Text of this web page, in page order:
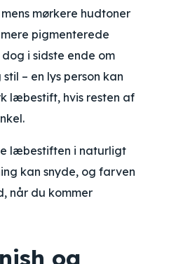
mørkere hudtoner
pigmenterede
i sidste ende om
– en lys person kan
læbestift, hvis resten af
læbestiften i naturligt
kan snyde, og farven
når du kommer
og